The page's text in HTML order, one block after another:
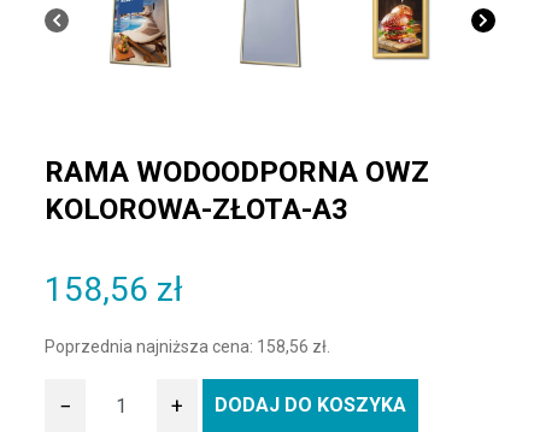
RAMA WODOODPORNA OWZ
KOLOROWA-ZŁOTA-A3
158,56 zł
Poprzednia najniższa cena: 158,56 zł
ilość Rama wodoodporna OWZ kolorowa-złota-A3
− + DODAJ DO KOSZYKA